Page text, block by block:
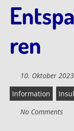
ren
10. Oktober 2023
Information
No Comments